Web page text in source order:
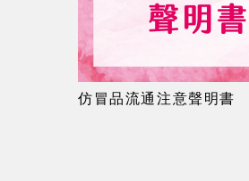
仿冒品流通注意聲明書